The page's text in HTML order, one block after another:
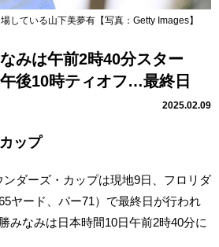
している山下美夢有【写真：Getty Images】
みは午前2時40分スター
後10時ティオフ…最終日
2025.02.09
ップ
ダーズ・カップは現地9日、フロリダ
ヤード、パー71）で最終日が行われ
みなみは日本時間10日午前2時40分に